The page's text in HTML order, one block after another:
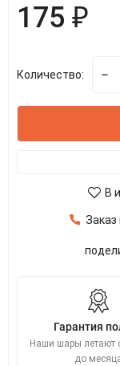
175 ₽
Количество:
В
Заказ
Гарантия
Наши шары летают
до